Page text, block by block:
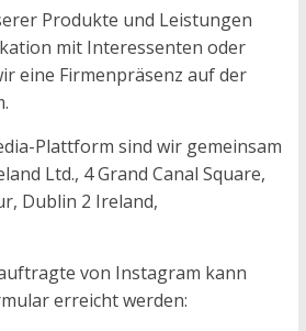
Produkte und Leistungen
mit Interessenten oder
eine Firmenpräsenz auf der
Plattform sind wir gemeinsam
Ltd., 4 Grand Canal Square,
Dublin 2 Ireland,
von Instagram kann
erreicht werden: